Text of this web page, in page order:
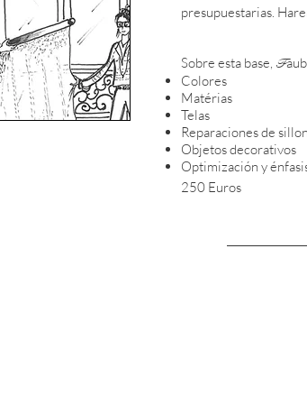
presupuestarias.
Sobre esta base, F
Colores
Matérias
Telas
Reparaciones de
Objetos decorativos
Optimización y
250 Euros